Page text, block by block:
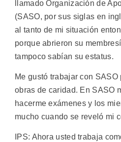
llamado Organización de
(SASO, por sus siglas en
al tanto de mi situación
porque abrieron su
tampoco sabían su estatus.
Me gustó trabajar con
obras de caridad. En SASO
hacerme exámenes y los
mucho cuando se reveló mi
IPS: Ahora usted trabaja